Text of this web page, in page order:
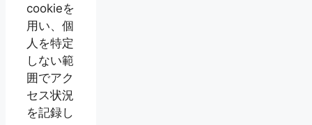
cookieを
用い、個
人を特定
しない範
囲でアク
セス状況
を記録し